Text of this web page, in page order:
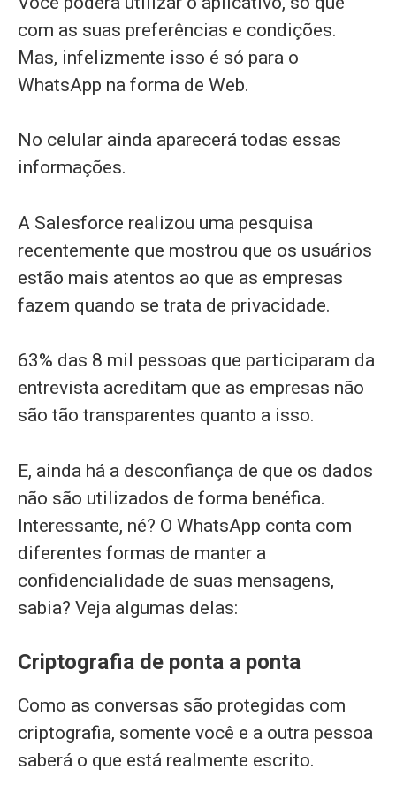
com as suas preferências e condições.
Mas, infelizmente isso é só para o
WhatsApp na forma de Web.
No celular ainda aparecerá todas essas
informações.
A Salesforce realizou uma pesquisa
recentemente que mostrou que os usuários
estão mais atentos ao que as empresas
fazem quando se trata de privacidade.
63% das 8 mil pessoas que participaram da
entrevista acreditam que as empresas não
são tão transparentes quanto a isso.
E, ainda há a desconfiança de que os dados
não são utilizados de forma benéfica.
Interessante, né? O WhatsApp conta com
diferentes formas de manter a
confidencialidade de suas mensagens,
sabia? Veja algumas delas:
Criptografia de ponta a ponta
Como as conversas são protegidas com
criptografia, somente você e a outra pessoa
saberá o que está realmente escrito.